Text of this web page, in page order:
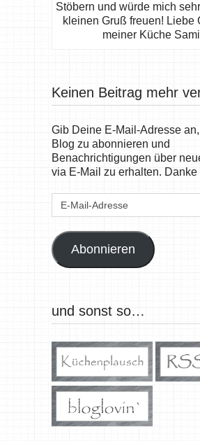
Stöbern und würde mich
kleinen Gruß freuen! Liebe
meiner Küche
Keinen Beitrag mehr
Gib Deine E-Mail-Adresse
Blog zu abonnieren und
Benachrichtigungen über
via E-Mail zu erhalten. Danke
E-
Abonnieren
und sonst so…